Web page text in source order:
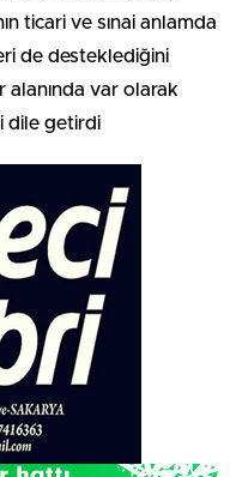
ticari ve sınai anlamda
de desteklediğini
alanında var olarak
dile getirdi